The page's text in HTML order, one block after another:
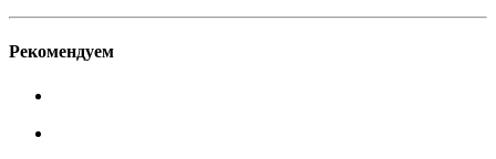
Рекомендуем